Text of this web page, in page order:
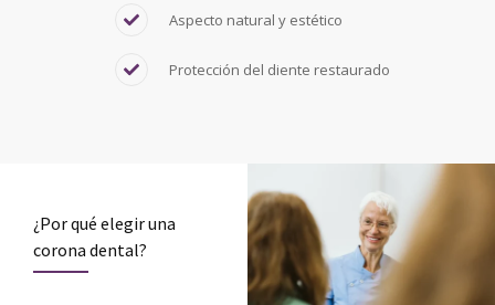
Aspecto natural y estético
Protección del diente restaurado
¿Por qué elegir una
corona dental?